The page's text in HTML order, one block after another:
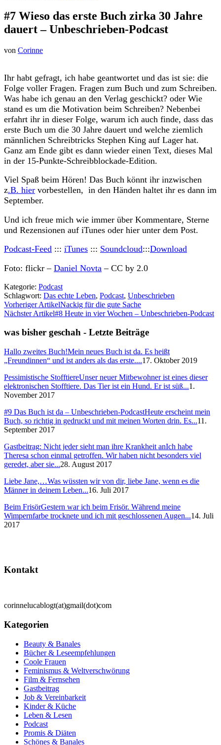
#7 Wieso das erste Buch zirka 30 Jahre
dauert – Unbeschrieben-Podcast
von Corinne
Ihr habt gefragt, ich habe geantwortet und das ist sie: die
Folge voller Fragen. Fragen zum Buch und zum Schreiben.
Was habe ich genau an den Verlag geschickt? oder Wie
stand es um die Motivation beim Schreiben? Nebenbei
erfahrt ihr in dieser Folge, warum ich auch finde, dass das
erste Buch um die 30 Jahre dauert und welche ziemlich
männlichen Schreibtricks Stephen King auf Lager hat.
Ganz am Ende gibt es dann wieder einen Text, dieses Mal
in der 15-Punkte-Schreibblockade-Edition.
Viel Spaß beim Hören! Das Buch könnt ihr inzwischen
z.B. hier vorbestellen, in den Händen haltet ihr es dann im
September.
Und ich freue mich wie immer über Kommentare, Sterne
und Rezensionen auf iTunes oder hier unter dem Post.
Podcast-Feed ::: iTunes ::: Soundcloud:::Download
Foto: flickr – Daniel Novta – CC by 2.0
Kategorie: Podcast
Schlagwort: Das echte Leben, Podcast, Unbeschrieben
Vorheriger ArtikelNackig für die gute Sache
Nächster Artikel#8 Heute in vier Wochen – Unbeschrieben-Podcast
was bisher geschah - Letzte Beiträge
Hallo zweites Buch!Mein neues Buch ist da. Es heißt
„Freundinnen“ und ist anders als das erste....17. Oktober 2019
Pessimistische StofftiereUnser neuer Mitbewohner ist eines dieser
elektronischen Stofftiere. Das Tier ist ein Hund. Er ist süß...1.
November 2017
#9 Das Buch ist da – Unbeschrieben-PodcastHeute erscheint mein
Buch, so richtig in gedruckt und mit meinen Worten drin. Es...11.
September 2017
Gastbeitrag: Nicht jeder sieht man ihre Krankheit anIch habe
Theresa schon einmal getroffen. Wir haben nicht besonders viel
geredet, aber sie...28. August 2017
Liebe Jane,…Was wüssten wir von dir, liebe Jane, wenn es die
Männer in deinem Leben...16. Juli 2017
Beim FrisörGestern war ich beim Frisör. Während meine
Wimpernfarbe trocknete und ich mit geschlossenen Augen...14. Juli
2017
Kontakt
corinnelucablogt(at)gmail(dot)com
Kategorien
Beauty & Banales
Bücher & Leseempfehlungen
Coole Frauen
Feminismus & Weltverschwörung
Film & Fernsehen
Gastbeitrag
Job & Vereinbarkeit
Kinder & Küche
Leben & Lesen
Podcast
Promis & Diäten
Schönes & Banales